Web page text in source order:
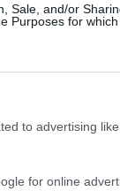
Sale, and/or
Purposes for
to advertising
for online
para
as saídas
diretos
de
período.